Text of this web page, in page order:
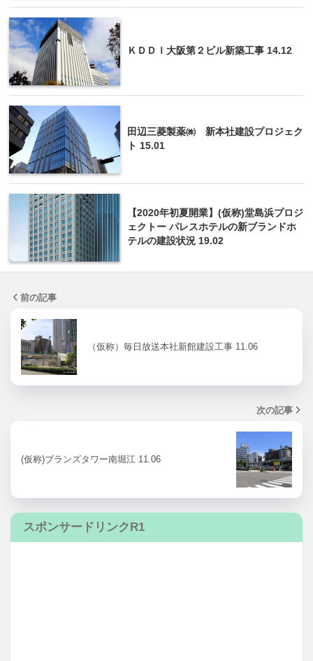
ＫＤＤＩ大阪第２ビル新築工事 14.12
田辺三菱製薬㈱ 新本社建設プロジェク
ト 15.01
【2020年初夏開業】(仮称)堂島浜プロジ
ェクトー パレスホテルの新ブランドホ
テルの建設状況 19.02
前の記事
（仮称）毎日放送本社新館建設工事 11.06
次の記事
(仮称)ブランズタワー南堀江 11.06
スポンサードリンクR1